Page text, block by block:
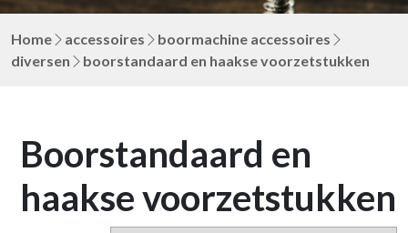
Home accessoires
boormachine accessoires
diversen
boorstandaard en haakse voorzetstukken
Boorstandaard en
haakse voorzetstukken